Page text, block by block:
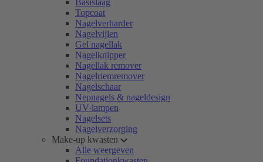
Basislaag
Topcoat
Nagelverharder
Nagelvijlen
Gel nagellak
Nagelknipper
Nagellak remover
Nagelriemremover
Nagelschaar
Nepnagels & nageldesign
UV-lampen
Nagelsets
Nagelverzorging
Make-up kwasten
Alle weergeven